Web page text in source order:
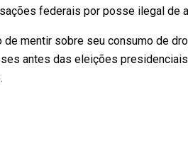
federais por posse ilegal de
de mentir sobre seu consumo de
antes das eleições